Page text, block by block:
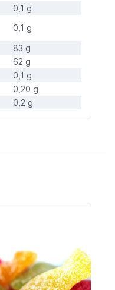
0,1 g
0,1 g
83 g
62 g
0,1 g
0,20 g
0,2 g